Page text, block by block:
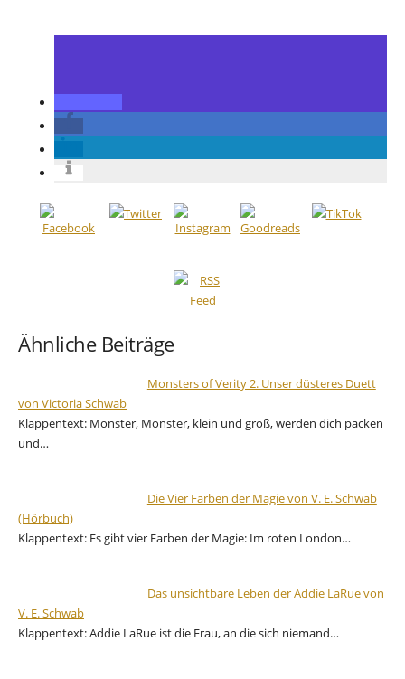
Ähnliche Beiträge
Monsters of Verity 2. Unser düsteres Duett
von Victoria Schwab
Klappentext: Monster, Monster, klein und groß, werden dich packen
und…
Die Vier Farben der Magie von V. E. Schwab
(Hörbuch)
Klappentext: Es gibt vier Farben der Magie: Im roten London…
Das unsichtbare Leben der Addie LaRue von
V. E. Schwab
Klappentext: Addie LaRue ist die Frau, an die sich niemand…